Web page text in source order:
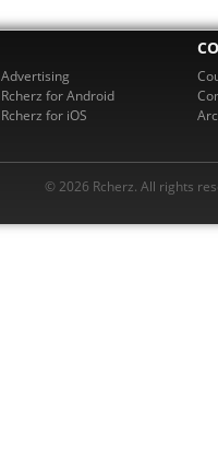
Advertising
Rcherz for Android
Rcherz for iOS
© 2026 Rcherz. All rights